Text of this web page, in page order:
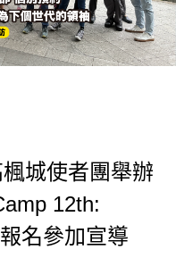
楓城使者團舉辦
12th:
名參加宣導